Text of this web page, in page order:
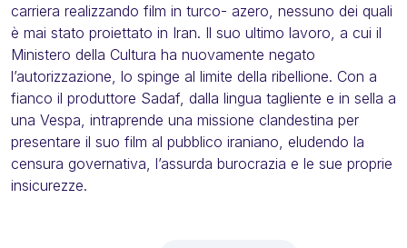
carriera realizzando film in turco- azero, nessuno dei quali
è mai stato proiettato in Iran. Il suo ultimo lavoro, a cui il
Ministero della Cultura ha nuovamente negato
l’autorizzazione, lo spinge al limite della ribellione. Con a
fianco il produttore Sadaf, dalla lingua tagliente e in sella a
una Vespa, intraprende una missione clandestina per
presentare il suo film al pubblico iraniano, eludendo la
censura governativa, l’assurda burocrazia e le sue proprie
insicurezze.